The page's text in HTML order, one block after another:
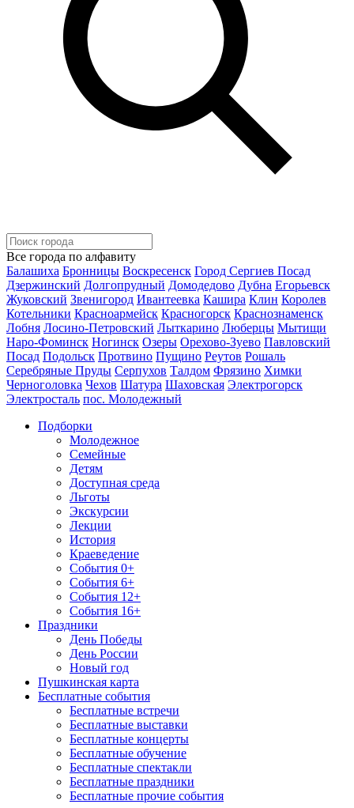
Все города по алфавиту
Балашиха Бронницы Воскресенск Город Сергиев Посад
Дзержинский Долгопрудный Домодедово Дубна Егорьевск
Жуковский Звенигород Ивантеевка Кашира Клин Королев
Котельники Красноармейск Красногорск Краснознаменск
Лобня Лосино-Петровский Лыткарино Люберцы Мытищи
Наро-Фоминск Ногинск Озеры Орехово-Зуево Павловский
Посад Подольск Протвино Пущино Реутов Рошаль
Серебряные Пруды Серпухов Талдом Фрязино Химки
Черноголовка Чехов Шатура Шаховская Электрогорск
Электросталь пос. Молодежный
Подборки
Молодежное
Семейные
Детям
Доступная среда
Льготы
Экскурсии
Лекции
История
Краеведение
События 0+
События 6+
События 12+
События 16+
Праздники
День Победы
День России
Новый год
Пушкинская карта
Бесплатные события
Бесплатные встречи
Бесплатные выставки
Бесплатные концерты
Бесплатные обучение
Бесплатные спектакли
Бесплатные праздники
Бесплатные прочие события